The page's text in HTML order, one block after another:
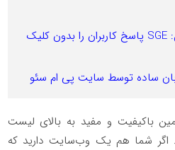
انقلاب در جستجوی گوگل: SGE پاسخ کاربران را بدون کلیک
ساده توسط سایت پی ام سئو
باکیفیت و مفید به بالای لیست
اگر شما هم یک وب‌سایت دارید که